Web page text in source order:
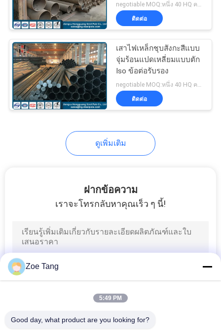
เว็บไซต์
นโยบาย
ความ
เป็น
ส่วน
เสาไฟฟ้าเหล็ก
เสาไฟถนน
เสาไฟน้ำท่วม
negotiable MOQ:หนึ่ง 40 HQ คอนเทนเนอร์
ติดต่อ
เสาไฟเหล็กชุบสังกะสีแบบ
จุ่มร้อนแปดเหลี่ยมแบบตัก
Iso ข้อต่อรับรอง
negotiable MOQ:หนึ่ง 40 HQ คอนเทนเนอร์
ติดต่อ
ดูเพิ่มเติม
ฝากข้อความ
เราจะโทรกลับหาคุณเร็ว ๆ นี้!
Zoe Tang
5:49 PM
Good day, what product are you looking for?